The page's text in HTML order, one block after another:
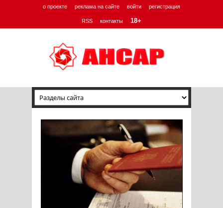
о проекте реклама на сайте войти регистрация
RSS контакты 18+